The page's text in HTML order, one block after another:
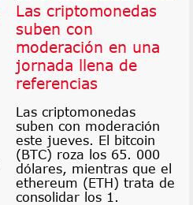
Las criptomonedas
suben con
moderación en una
jornada llena de
referencias
Las criptomonedas
suben con moderación
este jueves. El bitcoin
(BTC) roza los 65. 000
dólares, mientras que el
ethereum (ETH) trata de
consolidar los 1.